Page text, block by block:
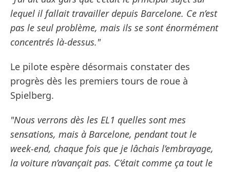
lequel il fallait travailler depuis Barcelone. Ce n’est
pas le seul problème, mais ils se sont énormément
concentrés là-dessus."
Le pilote espère désormais constater des
progrès dès les premiers tours de roue à
Spielberg.
"Nous verrons dès les EL1 quelles sont mes
sensations, mais à Barcelone, pendant tout le
week-end, chaque fois que je lâchais l’embrayage,
la voiture n’avançait pas. C’était comme ça tout le